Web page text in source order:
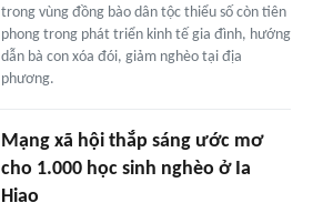
trong vùng đồng bào dân tộc thiểu số còn tiên
phong trong phát triển kinh tế gia đình, hướng
dẫn bà con xóa đói, giảm nghèo tại địa
phương.
Mạng xã hội thắp sáng ước mơ
cho 1.000 học sinh nghèo ở Ia
Hiao